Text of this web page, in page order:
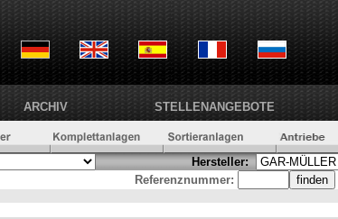
ARCHIV STELLENANGEBOTE
Hersteller:
Referenznummer: